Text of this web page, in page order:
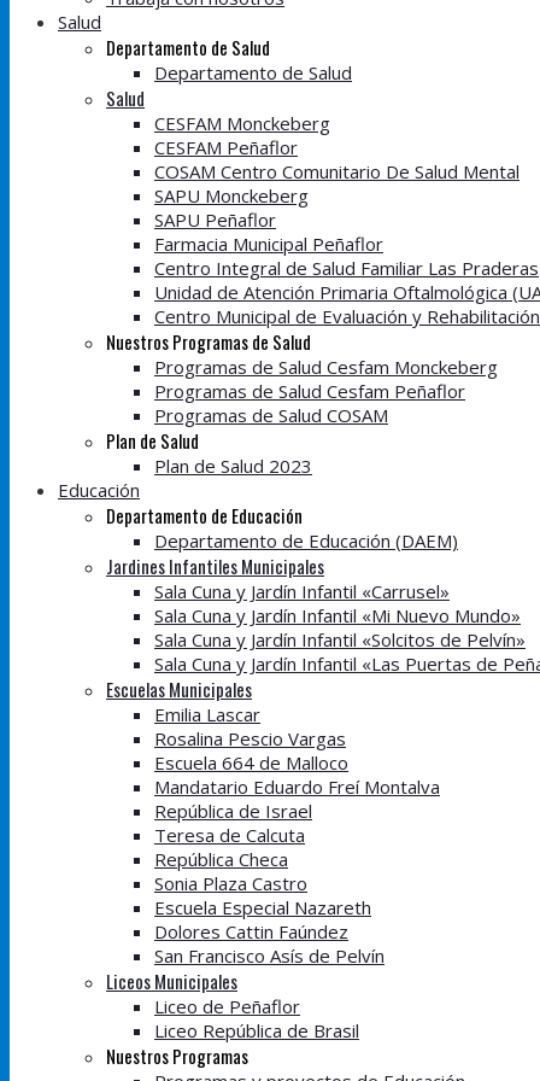
Salud
Departamento de Salud
Departamento de Salud
Salud
CESFAM Monckeberg
CESFAM Peñaflor
COSAM Centro Comunitario De Salud Mental
SAPU Monckeberg
SAPU Peñaflor
Farmacia Municipal Peñaflor
Centro Integral de Salud Familiar Las Praderas
Unidad de Atención Primaria Oftalmológica
Centro Municipal de Evaluación y
Nuestros Programas de Salud
Programas de Salud Cesfam Monckeberg
Programas de Salud Cesfam Peñaflor
Programas de Salud COSAM
Plan de Salud
Plan de Salud 2023
Educación
Departamento de Educación
Departamento de Educación (DAEM)
Jardines Infantiles Municipales
Sala Cuna y Jardín Infantil «Carrusel»
Sala Cuna y Jardín Infantil «Mi Nuevo Mundo»
Sala Cuna y Jardín Infantil «Solcitos de Pelvín»
Sala Cuna y Jardín Infantil «Las Puertas de
Escuelas Municipales
Emilia Lascar
Rosalina Pescio Vargas
Escuela 664 de Malloco
Mandatario Eduardo Freí Montalva
República de Israel
Teresa de Calcuta
República Checa
Sonia Plaza Castro
Escuela Especial Nazareth
Dolores Cattin Faúndez
San Francisco Asís de Pelvín
Liceos Municipales
Liceo de Peñaflor
Liceo República de Brasil
Nuestros Programas